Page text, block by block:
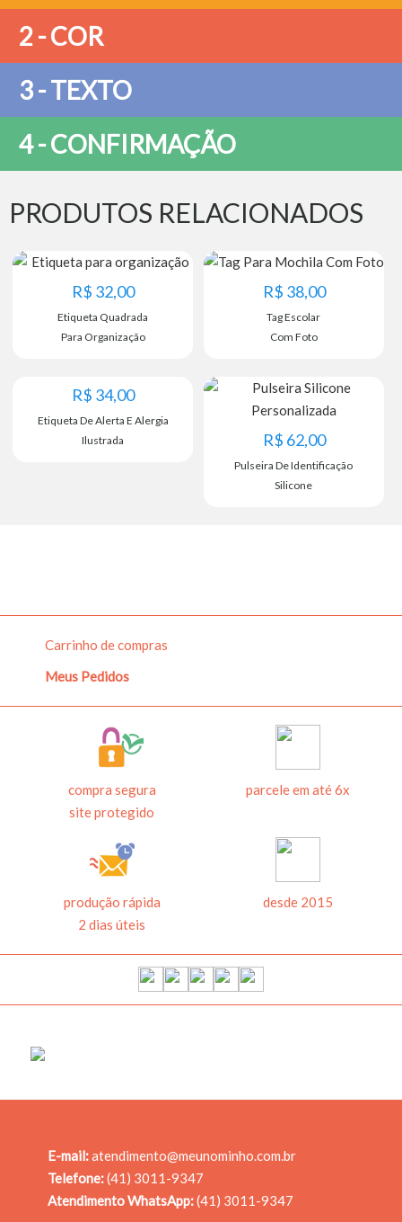
2 - COR
VOLTAR
3 - TEXTO
VOLTAR AVANÇAR
4 - CONFIRMAÇÃO
corretamente.
As etiquetas serão impressas exatamente conforme
exibido acima. Cuidado com caracteres, acentuação,
caixa alta e pontuação.
Pulseiras de Identificação
R$ 84,00
CARRINHO
PRODUTOS RELACIONADOS
R$ 32,00
Etiqueta Quadrada
Para Organização
R$ 38,00
Tag Escolar
Com Foto
R$ 34,00
Etiqueta De Alerta E Alergia
Ilustrada
R$ 62,00
Pulseira De Identificação
Silicone
Carrinho de compras
Meus Pedidos
compra segura
site protegido
parcele em até 6x
produção rápida
2 dias úteis
desde 2015
E-mail:atendimento@meunominho.com.br
Telefone:(41) 3011-9347
Atendimento WhatsApp:(41) 3011-9347